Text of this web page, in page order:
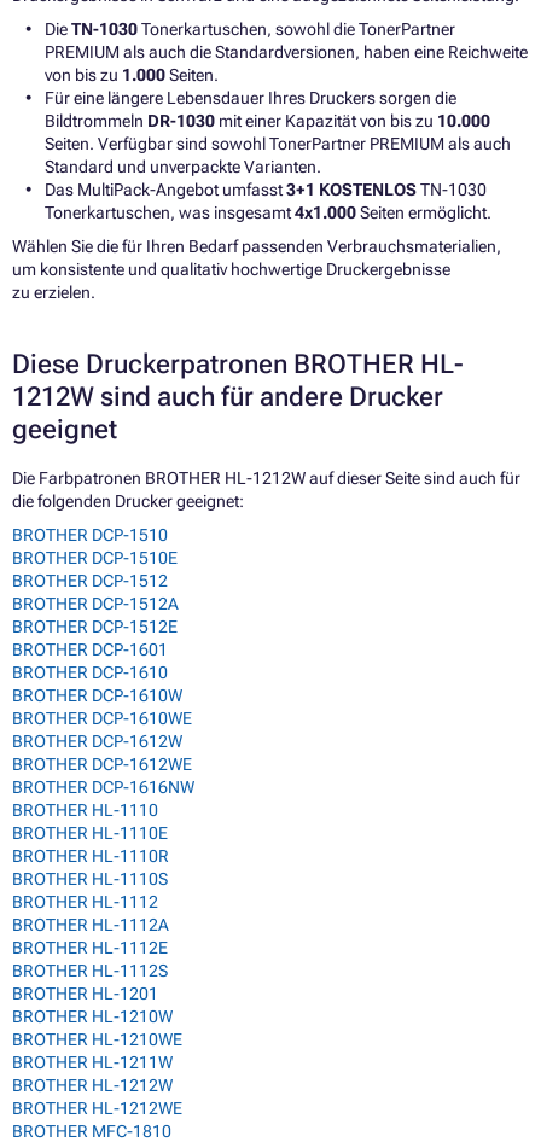
DieTN-1030Tonerkartuschen, sowohl die TonerPartner
PREMIUM als auch die Standardversionen, haben eine Reichweite
von bis zu 1.000Seiten.
Für eine längere Lebensdauer Ihres Druckers sorgen die
Bildtrommeln DR-1030 mit einer Kapazität von bis zu 10.000
Seiten. Verfügbar sind sowohl TonerPartner PREMIUM als auch
Standard und unverpackte Varianten.
Das MultiPack-Angebot umfasst3+1 KOSTENLOSTN-1030
Tonerkartuschen, was insgesamt4x1.000Seiten ermöglicht.
Wählen Sie die für Ihren Bedarf passenden Verbrauchsmaterialien,
um konsistente und qualitativ hochwertige Druckergebnisse
zu erzielen.
Diese Druckerpatronen BROTHER HL-
1212W sind auch für andere Drucker
geeignet
Die Farbpatronen BROTHER HL-1212W auf dieser Seite sind auch für
die folgenden Drucker geeignet:
BROTHER DCP-1510
BROTHER DCP-1510E
BROTHER DCP-1512
BROTHER DCP-1512A
BROTHER DCP-1512E
BROTHER DCP-1601
BROTHER DCP-1610
BROTHER DCP-1610W
BROTHER DCP-1610WE
BROTHER DCP-1612W
BROTHER DCP-1612WE
BROTHER DCP-1616NW
BROTHER HL-1110
BROTHER HL-1110E
BROTHER HL-1110R
BROTHER HL-1110S
BROTHER HL-1112
BROTHER HL-1112A
BROTHER HL-1112E
BROTHER HL-1112S
BROTHER HL-1201
BROTHER HL-1210W
BROTHER HL-1210WE
BROTHER HL-1211W
BROTHER HL-1212W
BROTHER HL-1212WE
BROTHER MFC-1810